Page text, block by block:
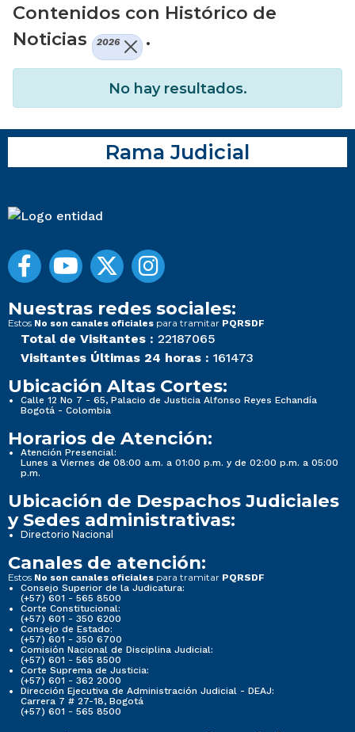
Contenidos con Histórico de
Noticias
2026 .
No hay resultados.
Rama Judicial
Nuestras redes sociales:
Estos No son canales oficiales para tramitar PQRSDF
Total de Visitantes : 22187065
Visitantes Últimas 24 horas : 161473
Ubicación Altas Cortes:
Calle 12 No 7 - 65, Palacio de Justicia Alfonso Reyes Echandía
Bogotá - Colombia
Horarios de Atención:
Atención Presencial:
Lunes a Viernes de 08:00 a.m. a 01:00 p.m. y de 02:00 p.m. a 05:00
p.m.
Ubicación de Despachos Judiciales
y Sedes administrativas:
Directorio Nacional
Canales de atención:
Estos No son canales oficiales para tramitar PQRSDF
Consejo Superior de la Judicatura:
(+57) 601 - 565 8500
Corte Constitucional:
(+57) 601 - 350 6200
Consejo de Estado:
(+57) 601 - 350 6700
Comisión Nacional de Disciplina Judicial:
(+57) 601 - 565 8500
Corte Suprema de Justicia:
(+57) 601 - 362 2000
Dirección Ejecutiva de Administración Judicial - DEAJ:
Carrera 7 # 27-18, Bogotá
(+57) 601 - 565 8500